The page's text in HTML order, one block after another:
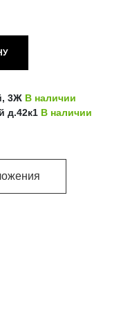
3Ж В наличии
д.42к1 В наличии